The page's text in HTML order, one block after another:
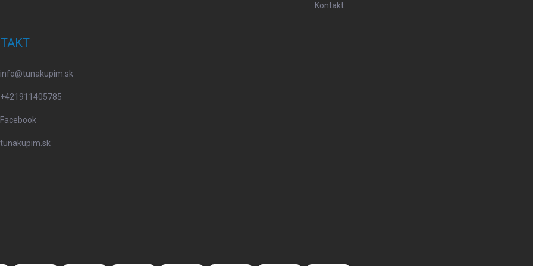
Kontakt
info@tunakupim.sk
+421911405785
Facebook
tunakupim.sk